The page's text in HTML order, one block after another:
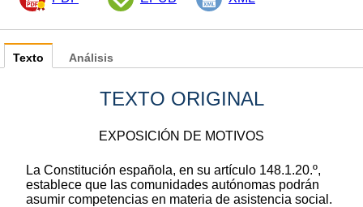
Texto
TEXTO ORIGINAL
EXPOSICIÓN DE MOTIVOS
La Constitución española, en su artículo 148.1.20.º,
establece que las comunidades autónomas podrán
asumir competencias en materia de asistencia social.
Análisis